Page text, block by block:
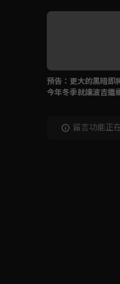
預告：更大的黑暗即
今年冬季就讓波吉繼
留言功能正